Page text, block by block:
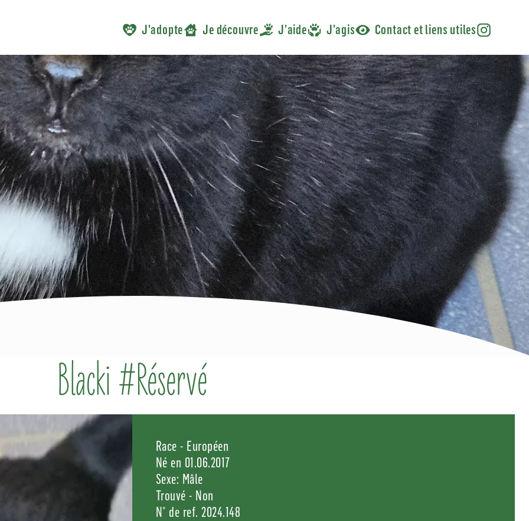
J'adopte Je découvre J’aide J’agis Contact et liens utiles
Blacki #Réservé
Race - Européen
Né en 01.06.2017
Sexe: Mâle
Trouvé - Non
N° de ref. 2024.148